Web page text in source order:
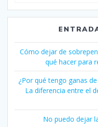
Cómo dejar de
qué hacer para
¿Por qué tengo ganas
La diferencia entre el
No puedo dejar